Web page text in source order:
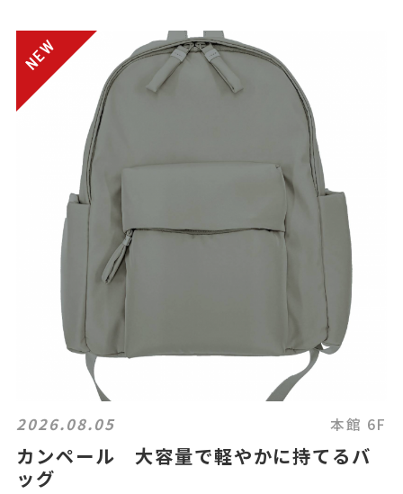
2026.08.05 本館 6F
カンペール 大容量で軽やかに持てるバ
ッグ